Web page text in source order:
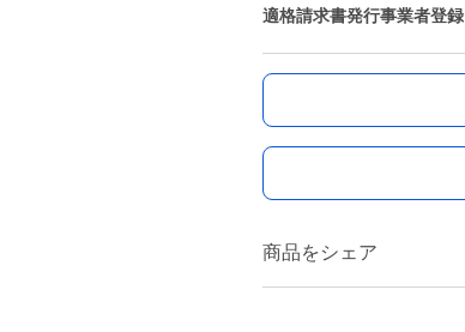
適格請求書発行事業者登録
商品をシェア